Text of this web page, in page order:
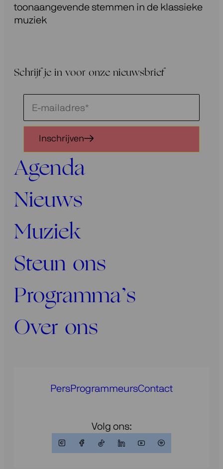
toonaangevende stemmen in de klassieke
muziek
Schrijf je in voor onze nieuwsbrief
Schrijf
je
voor
onze
nieuwsbrief
Inschrijven
Agenda
Nieuws
Muziek
Steun ons
Programma’s
Over ons
PersProgrammeursContact
Volg ons: